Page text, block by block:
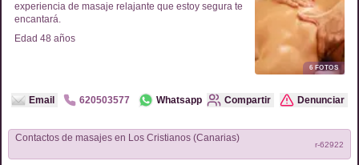
experiencia de masaje relajante que estoy segura te
encantará.
Edad 48 años
6 FOTOS
Email 620503577 Whatsapp Compartir Denunciar
Contactos de masajes en Los Cristianos (Canarias)
r-62922